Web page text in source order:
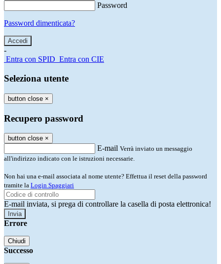
Password
Password dimenticata?
-
Entra con SPID Entra con CIE
Seleziona utente
button close ×
Recupero password
button close ×
E-mail Verrà inviato un messaggio
all'indirizzo indicato con le istruzioni necessarie.
Non hai una e-mail associata al nome utente? Effettua il reset della password
tramite la Login Spaggiari
E-mail inviata, si prega di controllare la casella di posta elettronica!
Errore
Chiudi
Successo